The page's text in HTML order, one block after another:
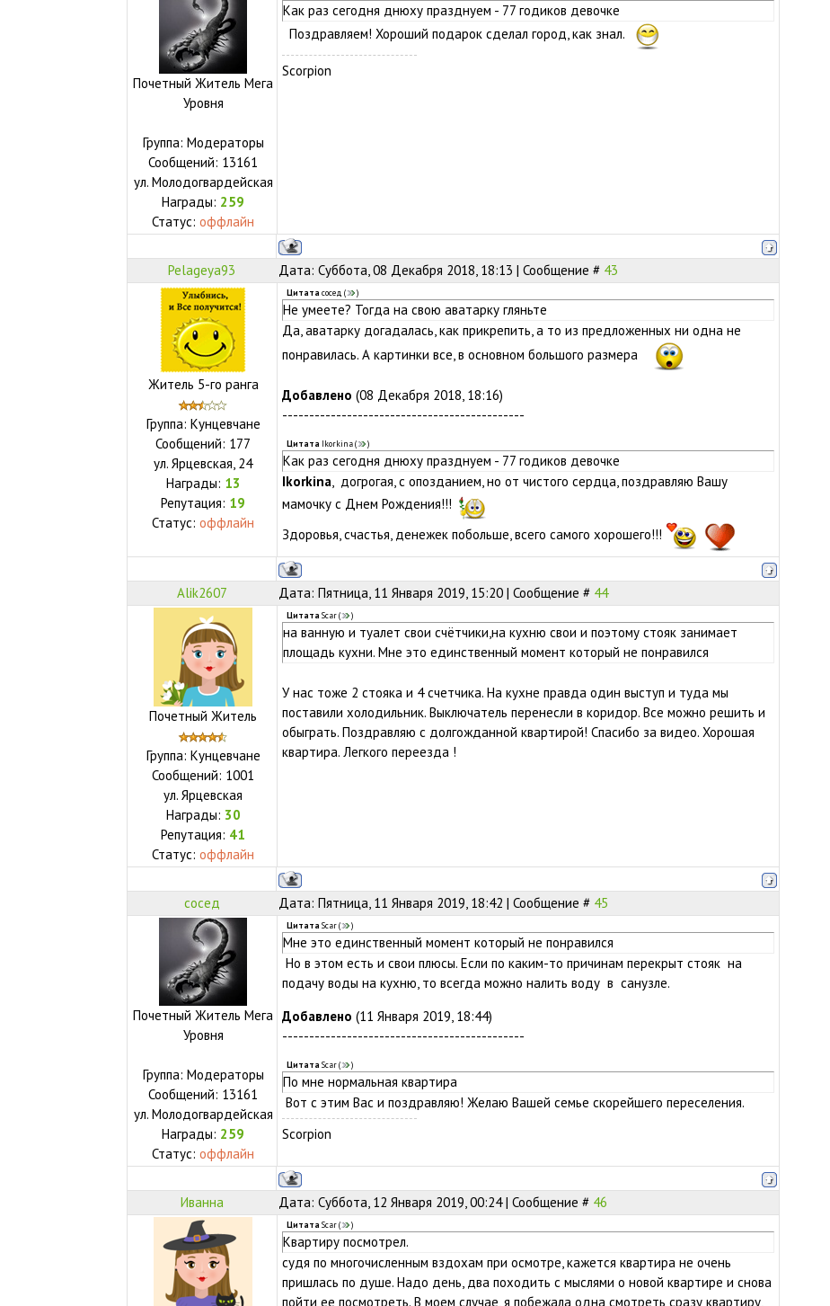
Почетный Житель Мега
Уровня
Группа: Модераторы
Сообщений: 13161
ул. Молодогвардейская
Награды: 259
Статус:оффлайн
Как раз сегодня днюху празднуем - 77 годиков девочке
Поздравляем! Хороший подарок сделал город, как знал.
Scorpion
Pelageya93 Дата: Суббота, 08 Декабря 2018, 18:13 | Сообщение # 43
Житель 5-го ранга
Группа: Кунцевчане
Сообщений: 177
ул.Ярцевская, 24
Награды: 13
Репутация: 19
Статус:оффлайн
Цитата сосед ( )
Не умеете? Тогда на свою аватарку гляньте
Да, аватарку догадалась, как прикрепить, а то из предложенных ни одна не
понравилась. А картинки все, в основном большого размера
Добавлено (08 Декабря 2018, 18:16)
---------------------------------------------
Цитата Ikorkina( )
Как раз сегодня днюху празднуем - 77 годиков девочке
Ikorkina , догрогая, с опозданием, но от чистого сердца, поздравляю Вашу
мамочку с Днем Рождения!!!
Здоровья, счастья, денежек побольше, всего самого хорошего!!!
Alik2607 Дата: Пятница, 11 Января 2019, 15:20 | Сообщение # 44
Почетный Житель
Группа: Кунцевчане
Сообщений: 1001
ул.Ярцевская
Награды: 30
Репутация: 41
Статус:оффлайн
Цитата Scar( )
на ванную и туалет свои счётчики,на кухню свои и поэтому стояк занимает
площадь кухни. Мне это единственный момент который не понравился
У нас тоже 2 стояка и 4 счетчика. На кухне правда один выступ и туда мы
поставили холодильник. Выключатель перенесли в коридор. Все можно решить и
обыграть. Поздравляю с долгожданной квартирой! Спасибо за видео. Хорошая
квартира. Легкого переезда !
сосед Дата: Пятница, 11 Января 2019, 18:42 | Сообщение # 45
Почетный Житель Мега
Уровня
Группа: Модераторы
Сообщений: 13161
ул. Молодогвардейская
Награды: 259
Статус:оффлайн
Цитата Scar( )
Мне это единственный момент который не понравился
Но в этом есть и свои плюсы. Если по каким-то причинам перекрыт стояк на
подачу воды на кухню, то всегда можно налить воду в санузле.
Добавлено (11 Января 2019, 18:44)
---------------------------------------------
Цитата Scar( )
По мне нормальная квартира
Вот с этим Вас и поздравляю! Желаю Вашей семье скорейшего переселения.
Scorpion
Иванна Дата: Суббота, 12 Января 2019, 00:24 | Сообщение # 46
Цитата Scar( )
Квартиру посмотрел.
судя по многочисленным вздохам при осмотре, кажется квартира не очень
пришлась по душе. Надо день, два походить с мыслями о новой квартире и снова
пойти ее посмотреть. В моем случае, я побежала одна смотреть сразу квартиру,